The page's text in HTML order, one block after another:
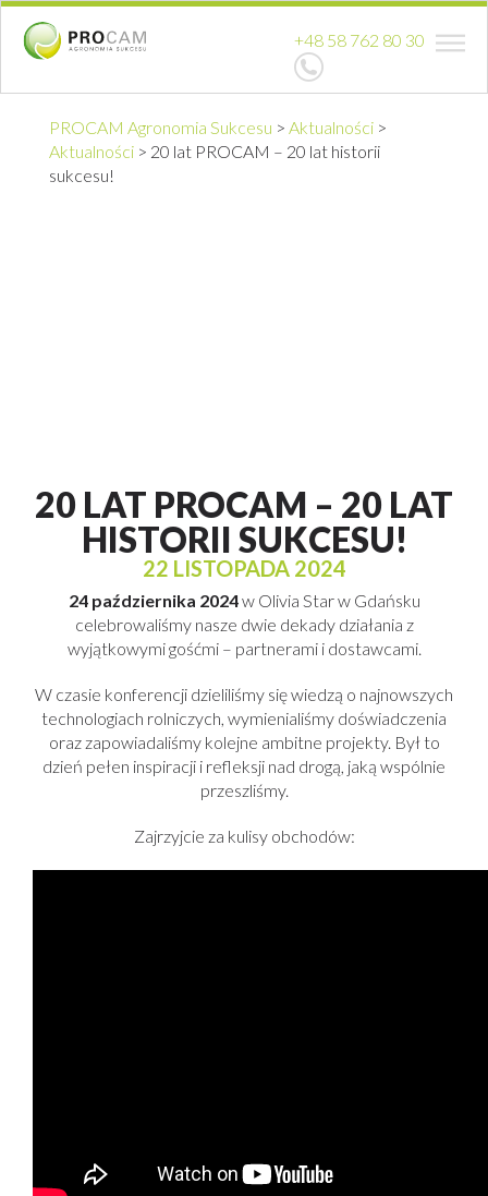
+48 58 762 80 30
PROCAM Agronomia Sukcesu > Aktualności >
Aktualności > 20 lat PROCAM – 20 lat historii
sukcesu!
20 LAT PROCAM – 20 LAT
HISTORII SUKCESU!
22 LISTOPADA 2024
24 października 2024w Olivia Star w Gdańsku
celebrowaliśmy nasze dwie dekady działania z
wyjątkowymi gośćmi – partnerami i dostawcami.
W czasie konferencji dzieliliśmy się wiedzą o najnowszych
technologiach rolniczych, wymienialiśmy doświadczenia
oraz zapowiadaliśmy kolejne ambitne projekty. Był to
dzień pełen inspiracji i refleksji nad drogą, jaką wspólnie
przeszliśmy.
Zajrzyjcie za kulisy obchodów: